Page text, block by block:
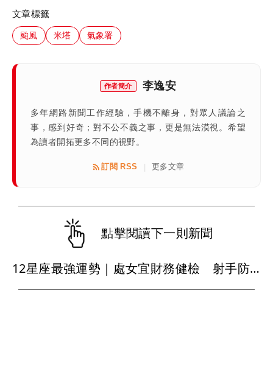
文章標籤
颱風 米塔 氣象署
作者簡介 李逸安
多年網路新聞工作經驗，手機不離身，對眾人議論之
事，感到好奇；對不公不義之事，更是無法漠視。希望
為讀者開拓更多不同的視野。
訂閱 RSS | 更多文章
點擊閱讀下一則新聞
12星座最強運勢｜處女宜財務健檢 射手防運動傷害 巨蟹職場入佳境